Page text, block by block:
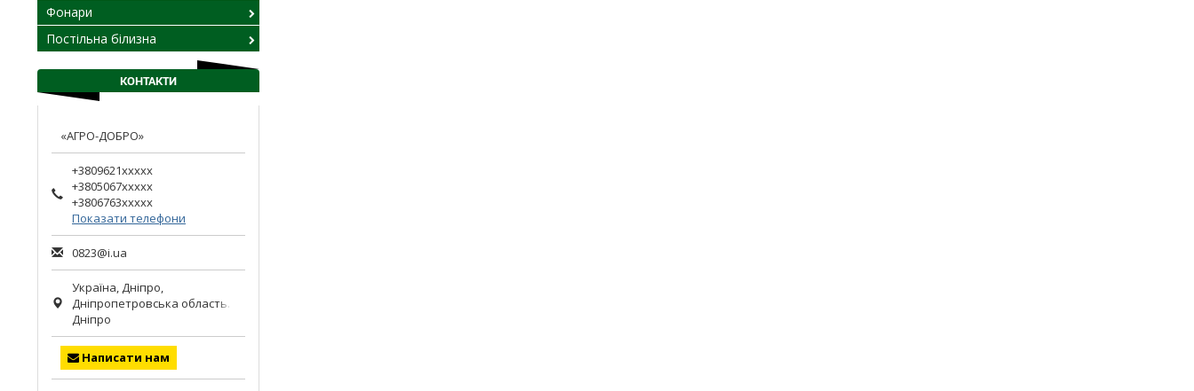
Фонари
Постільна білизна
КОНТАКТИ
«АГРО-ДОБРО»
+3809621xxxxx
+3805067xxxxx
+3806763xxxxx
Показати телефони
0823@i.ua
Україна,Дніпро,
Дніпропетровська область.
Дніпро
Написати нам